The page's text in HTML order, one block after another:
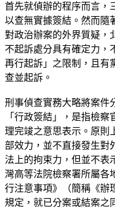
首先就偵辦的程序而言，
以查無實據簽結。然而隨
對政治辦案的外界質疑，
不起訴處分具有確定力，
再行起訴」之限制，且有
查並起訴。
刑事偵查實務大略將案件
「行政簽結」，是指檢
理完竣之意思表示。原則
部效力，並不直接發生對
法上的拘束力，但並不表
灣高等法院檢察署所屬各
行注意事項》（簡稱《辦
規定，就已分案或結案之